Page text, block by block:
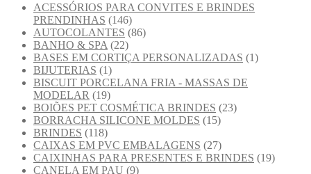
ACESSÓRIOS PARA CONVITES E BRINDES
PRENDINHAS (146)
AUTOCOLANTES (86)
BANHO & SPA (22)
BASES EM CORTIÇA PERSONALIZADAS (1)
BIJUTERIAS (1)
BISCUIT PORCELANA FRIA - MASSAS DE
MODELAR (19)
BOIÕES PET COSMÉTICA BRINDES (23)
BORRACHA SILICONE MOLDES (15)
BRINDES (118)
CAIXAS EM PVC EMBALAGENS (27)
CAIXINHAS PARA PRESENTES E BRINDES (19)
CANELA EM PAU (9)